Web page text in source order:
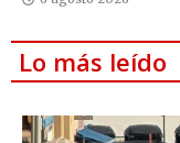
Lo más leído